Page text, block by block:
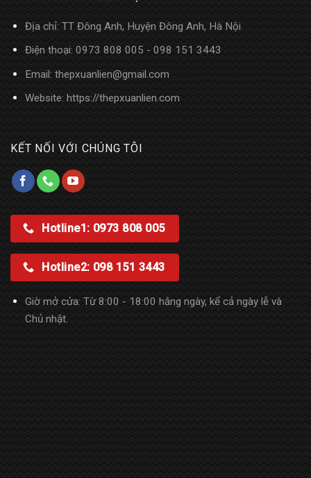
Địa chỉ: TT Đông Anh, Huyện Đông Anh, Hà Nội
Điện thoại: 0973 808 005 - 098 151 3443
Email: thepxuanlien@gmail.com
Website:https://thepxuanlien.com
KẾT NỐI VỚI CHÚNG TÔI
Hotline1: 0973 808 005
Hotline2: 098 151 3443
Giờ mở cửa: Từ 8:00 - 18:00 hằng ngày, kể cả ngày lễ và
Chủ nhật.